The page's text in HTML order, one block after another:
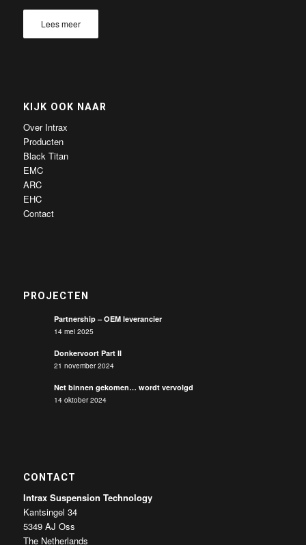
Lees meer
KIJK OOK NAAR
Over Intrax
Producten
Black Titan
EMC
ARC
EHC
Contact
PROJECTEN
Partnership – OEM leverancier
14 mei 2025
Donkervoort Part II
21 november 2024
Net binnen gekomen… wordt vervolgd
14 oktober 2024
CONTACT
Intrax Suspension Technology
Kantsingel 34
5349 AJ Oss
The Netherlands